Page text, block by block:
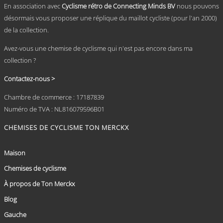
produit
En association avecCyclisme rétro de Connecting Minds BV nous pouvons
désormais vous proposer une réplique du maillot cycliste (pour l'an 2000)
de la collection.
Avez-vous une chemise de cyclisme qui n'est pas encore dans ma
collection ?
Contactez-nous >
Chambre de commerce : 17187839
Numéro de TVA : NL816079596B01
CHEMISES DE CYCLISME TON MERCKX
Maison
Chemises de cyclisme
À propos de Ton Merckx
Blog
Gauche